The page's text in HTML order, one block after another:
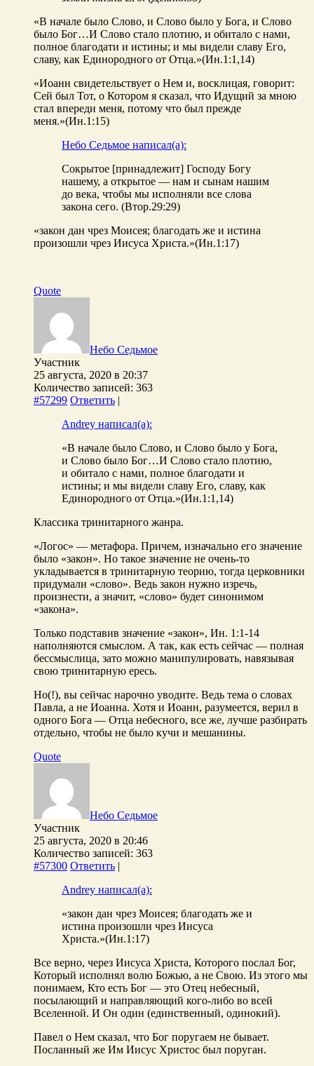
«В начале было Слово, и Слово было у Бога, и Слово
было Бог…И Слово стало плотию, и обитало с нами,
полное благодати и истины; и мы видели славу Его,
славу, как Единородного от Отца.»(Ин.1:1,14)
«Иоанн свидетельствует о Нем и, восклицая, говорит:
Сей был Тот, о Котором я сказал, что Идущий за мною
стал впереди меня, потому что был прежде
меня.»(Ин.1:15)
Небо Седьмое написал(а):
Сокрытое [принадлежит] Господу Богу
нашему, а открытое — нам и сынам нашим
до века, чтобы мы исполняли все слова
закона сего. (Втор.29:29)
«закон дан чрез Моисея; благодать же и истина
произошли чрез Иисуса Христа.»(Ин.1:17)
Quote
Небо Седьмое
Участник
25 августа, 2020 в 20:37
Количество записей: 363
#57299 Ответить |
Andrey написал(а):
«В начале было Слово, и Слово было у Бога,
и Слово было Бог…И Слово стало плотию,
и обитало с нами, полное благодати и
истины; и мы видели славу Его, славу, как
Единородного от Отца.»(Ин.1:1,14)
Классика тринитарного жанра.
«Логос» — метафора. Причем, изначально его значение
было «закон». Но такое значение не очень-то
укладывается в тринитарную теорию, тогда церковники
придумали «слово». Ведь закон нужно изречь,
произнести, а значит, «слово» будет синонимом
«закона».
Только подставив значение «закон», Ин. 1:1-14
наполняются смыслом. А так, как есть сейчас — полная
бессмыслица, зато можно манипулировать, навязывая
свою тринитарную ересь.
Но(!), вы сейчас нарочно уводите. Ведь тема о словах
Павла, а не Иоанна. Хотя и Иоанн, разумеется, верил в
одного Бога — Отца небесного, все же, лучше разбирать
отдельно, чтобы не было кучи и мешанины.
Quote
Небо Седьмое
Участник
25 августа, 2020 в 20:46
Количество записей: 363
#57300 Ответить |
Andrey написал(а):
«закон дан чрез Моисея; благодать же и
истина произошли чрез Иисуса
Христа.»(Ин.1:17)
Все верно, через Иисуса Христа, Которого послал Бог,
Который исполнял волю Божью, а не Свою. Из этого мы
понимаем, Кто есть Бог — это Отец небесный,
посылающий и направляющий кого-либо во всей
Вселенной. И Он один (единственный, одинокий).
Павел о Нем сказал, что Бог поругаем не бывает.
Посланный же Им Иисус Христос был поруган.